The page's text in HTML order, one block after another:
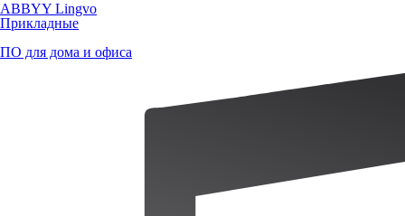
ABBYY Lingvo
Прикладные
ПО для дома и офиса